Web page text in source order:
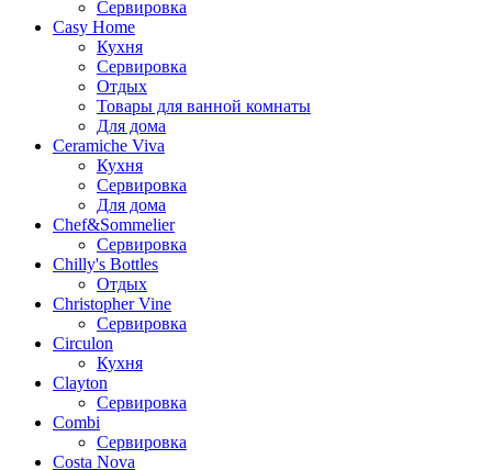
Сервировка
Casy Home
Кухня
Сервировка
Отдых
Товары для ванной комнаты
Для дома
Ceramiche Viva
Кухня
Сервировка
Для дома
Chef&Sommelier
Сервировка
Chilly's Bottles
Отдых
Christopher Vine
Сервировка
Circulon
Кухня
Clayton
Сервировка
Combi
Сервировка
Costa Nova